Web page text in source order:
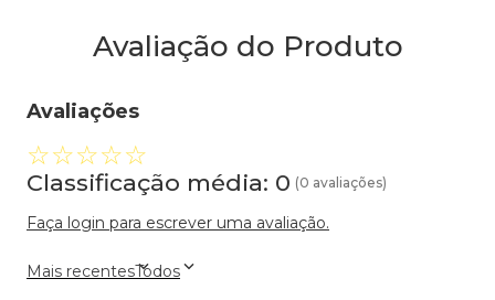
Avaliação do Produto
Avaliações
☆☆☆☆☆
Classificação média: 0 (0 avaliações)
Faça login para escrever uma avaliação.
Mais recentesTodos